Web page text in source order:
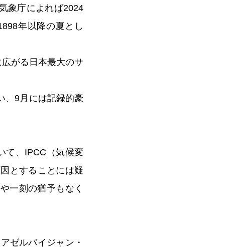
象庁によれば2024
年以降の夏とし
がる日本最大のサ
、9月には記録的豪
て、IPCC（気候変
とすることには疑
一刻の猶予もなく
ゼルバイジャン・